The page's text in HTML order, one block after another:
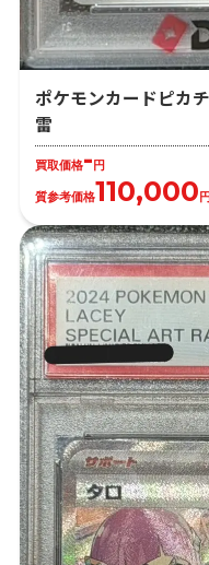
ポケモンカードピカ
雷
買取価格-円
質参考価格110,000